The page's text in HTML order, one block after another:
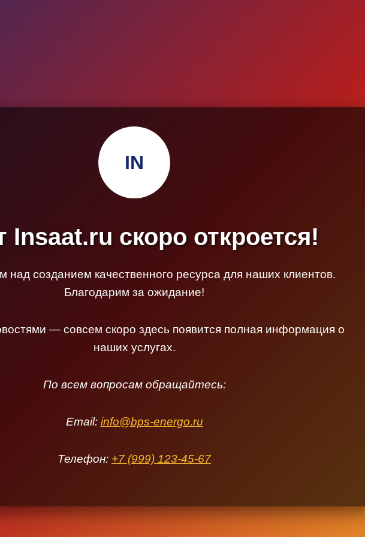
IN
Insaat.ru скоро откроется!
над созданием качественного ресурса для наших клиентов.
Благодарим за ожидание!
— совсем скоро здесь появится полная информация о
наших услугах.
По всем вопросам обращайтесь:
Email: info@bps-energo.ru
Телефон: +7 (999) 123-45-67